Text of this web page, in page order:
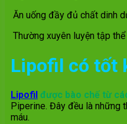
Ăn uống đầy đủ chất dinh
Thường xuyên luyện tập thể
Lipofil có tốt
Lipofil được bào chế từ
Piperine. Đây đều là những
máu.